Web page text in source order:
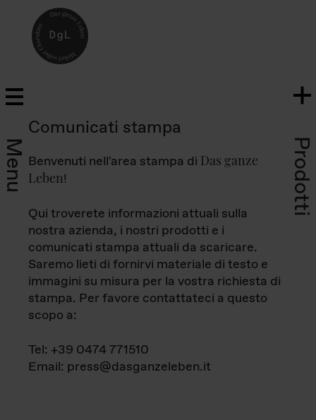
Menu Prodotti
Comunicati stampa
Benvenuti nell'area stampa di Das ganze
Leben!
Qui troverete informazioni attuali sulla
nostra azienda, i nostri prodotti e i
comunicati stampa attuali da scaricare.
Saremo lieti di fornirvi materiale di testo e
immagini su misura per la vostra richiesta di
stampa. Per favore contattateci a questo
scopo a:
Tel: +39 0474 771510
Email: press@dasganzeleben.it